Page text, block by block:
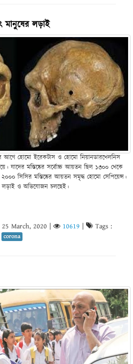
মানুষের লড়াই
হোমো ইরেকটাস ও হোমো নিয়ানডারথেলনিস
যাদের মস্তিষ্কের সর্বোচ্চ আয়তন ছিল ১৩০০ থেকে
সিসির মস্তিষ্কের আয়তন সমৃদ্ধ হোমো সেপিয়েন্স।
লড়াই ও অভিযোজন চলছেই।
25 March, 2020 | 10619 | Tags :
corona